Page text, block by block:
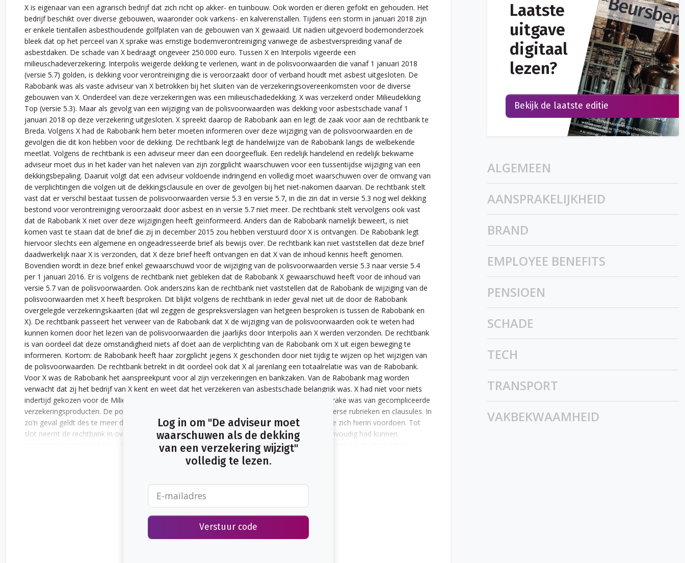
X is eigenaar van een agrarisch bedrijf dat zich richt op akker- en tuinbouw. Ook worden er dieren gefokt en gehouden. Het
bedrijf beschikt over diverse gebouwen, waaronder ook varkens- en kalverenstallen. Tijdens een storm in januari 2018 zijn
er enkele tientallen asbesthoudende golfplaten van de gebouwen van X gewaaid. Uit nadien uitgevoerd bodemonderzoek
bleek dat op het perceel van X sprake was ernstige bodemverontreiniging vanwege de asbestverspreiding vanaf de
asbestdaken. De schade van X bedraagt ongeveer 250.000 euro. Tussen X en Interpolis vigeerde een
milieuschadeverzekering. Interpolis weigerde dekking te verlenen, want in de polisvoorwaarden die vanaf 1 januari 2018
(versie 5.7) golden, is dekking voor verontreiniging die is veroorzaakt door of verband houdt met asbest uitgesloten. De
Rabobank was als vaste adviseur van X betrokken bij het sluiten van de verzekeringsovereenkomsten voor de diverse
gebouwen van X. Onderdeel van deze verzekeringen was een milieuschadedekking. X was verzekerd onder Milieudekking
Top (versie 5.3). Maar als gevolg van een wijziging van de polisvoorwaarden was dekking voor asbestschade vanaf 1
januari 2018 op deze verzekering uitgesloten. X spreekt daarop de Rabobank aan en legt de zaak voor aan de rechtbank te
Breda. Volgens X had de Rabobank hem beter moeten informeren over deze wijziging van de polisvoorwaarden en de
gevolgen die dit kon hebben voor de dekking. De rechtbank legt de handelwijze van de Rabobank langs de welbekende
meetlat. Volgens de rechtbank is een adviseur meer dan een doorgeefluik. Een redelijk handelend en redelijk bekwame
adviseur moet dus in het kader van het naleven van zijn zorgplicht waarschuwen voor een tussentijdse wijziging van een
dekkingsbepaling. Daaruit volgt dat een adviseur voldoende indringend en volledig moet waarschuwen over de omvang van
de verplichtingen die volgen uit de dekkingsclausule en over de gevolgen bij het niet-nakomen daarvan. De rechtbank stelt
vast dat er verschil bestaat tussen de polisvoorwaarden versie 5.3 en versie 5.7, in die zin dat in versie 5.3 nog wel dekking
bestond voor verontreiniging veroorzaakt door asbest en in versie 5.7 niet meer. De rechtbank stelt vervolgens ook vast
dat de Rabobank X niet over deze wijzigingen heeft geïnformeerd. Anders dan de Rabobank namelijk beweert, is niet
komen vast te staan dat de brief die zij in december 2015 zou hebben verstuurd door X is ontvangen. De Rabobank legt
hiervoor slechts een algemene en ongeadresseerde brief als bewijs over. De rechtbank kan niet vaststellen dat deze brief
daadwerkelijk naar X is verzonden, dat X deze brief heeft ontvangen en dat X van de inhoud kennis heeft genomen.
Bovendien wordt in deze brief enkel gewaarschuwd voor de wijziging van de polisvoorwaarden versie 5.3 naar versie 5.4
per 1 januari 2016. Er is volgens de rechtbank niet gebleken dat de Rabobank X gewaarschuwd heeft voor de inhoud van
versie 5.7 van de polisvoorwaarden. Ook anderszins kan de rechtbank niet vaststellen dat de Rabobank de wijziging van de
polisvoorwaarden met X heeft besproken. Dit blijkt volgens de rechtbank in ieder geval niet uit de door de Rabobank
overgelegde verzekeringskaarten (dat wil zeggen de gespreksverslagen van hetgeen besproken is tussen de Rabobank en
X). De rechtbank passeert het verweer van de Rabobank dat X de wijziging van de polisvoorwaarden ook te weten had
kunnen komen door het lezen van de polisvoorwaarden die jaarlijks door Interpolis aan X werden verzonden. De rechtbank
is van oordeel dat deze omstandigheid niets af doet aan de verplichting van de Rabobank om X uit eigen beweging te
informeren. Kortom: de Rabobank heeft haar zorgplicht jegens X geschonden door niet tijdig te wijzen op het wijzigen van
de polisvoorwaarden. De rechtbank betrekt in dit oordeel ook dat X al jarenlang een totaalrelatie was van de Rabobank.
Voor X was de Rabobank het aanspreekpunt voor al zijn verzekeringen en bankzaken. Van de Rabobank mag worden
verwacht dat zij het bedrijf van X kent en weet dat het verzekeren van asbestschade belangrijk was. X had niet voor niets
indertijd gekozen voor de Milieudekking Top. De rechtbank acht ook van belang dat er hier sprake was van gecompliceerde
verzekeringsproducten. De polissen kennen immers een groot aantal verzekerde zaken en diverse rubrieken en clausules. In
zo’n geval geldt des te meer de plicht voor de Rabobank om X te attenderen op wijzigingen die zich hierin voordoen. Tot
slot neemt de rechtbank in overweging dat de Rabobank het risico op de schade van X vrij eenvoudig had kunnen
voorkomen simpelweg door X te informeren over de wijziging en bij X na te gaan op welke manier hij dit risico wilde
(blijven) afdekken. De rechtbank komt daarmee tot de slotsom dat de Rabobank de door X geleden schade moet
vergoeden, namelijk de begrote kosten voor de asbestsanering waarvoor geen dekking bestaat.
Log in om "De adviseur moet
waarschuwen als de dekking
van een verzekering wijzigt"
volledig te lezen.
Verstuur code
Laatste
uitgave
digitaal
lezen?
Bekijk de laatste editie
ALGEMEEN
AANSPRAKELIJKHEID
BRAND
EMPLOYEE BENEFITS
PENSIOEN
SCHADE
TECH
TRANSPORT
VAKBEKWAAMHEID